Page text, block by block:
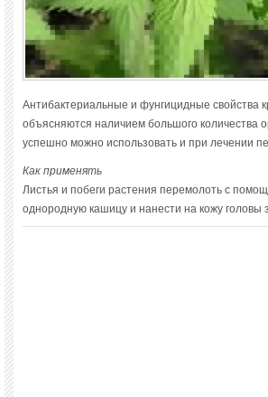
Антибактериальные и фунгицидные свойства
объясняются наличием большого количества
успешно можно использовать и при лечении
Как применять
Листья и побеги растения перемолоть с
однородную кашицу и нанести на кожу головы